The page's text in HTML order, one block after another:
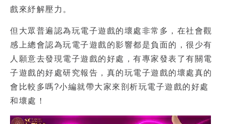
戲來紓解壓力。
但大眾普遍認為玩電子遊戲的壞處非常多，在社會觀
感上總會認為玩電子遊戲的影響都是負面的，很少有
人願意去發現 電子遊戲的好處 ，有專家發表了有關 電
子遊戲的好處研究報告，真的玩電子遊戲的壞處真的
會比較多嗎?小編就帶大家來剖析玩電子遊戲的好處
和壞處 ！